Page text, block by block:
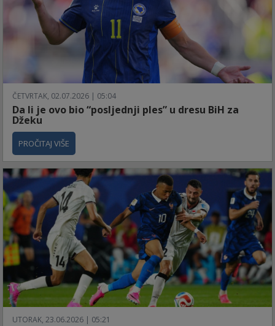
ČETVRTAK, 02.07.2026 | 05:04
Da li je ovo bio “posljednji ples” u dresu BiH za
Džeku
PROČITAJ VIŠE
UTORAK, 23.06.2026 | 05:21